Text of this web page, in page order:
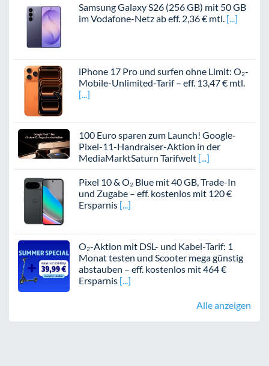
Samsung Galaxy S26 (256 GB) mit 50 GB
im Vodafone-Netz ab eff. 2,36 € mtl.
iPhone 17 Pro und surfen ohne Limit: O₂-
Mobile-Unlimited-Tarif – eff. 13,47 € mtl.
100 Euro sparen zum Launch! Google-
Pixel-11-Handraiser-Aktion in der
MediaMarktSaturn Tarifwelt
Pixel 10 & O₂ Blue mit 40 GB, Trade-In
und Zugabe – eff. kostenlos mit 120 €
Ersparnis
O₂-Aktion mit DSL- und Kabel-Tarif: 1
Monat testen und Scooter mega günstig
abstauben – eff. kostenlos mit 464 €
Ersparnis
Alle anzeigen